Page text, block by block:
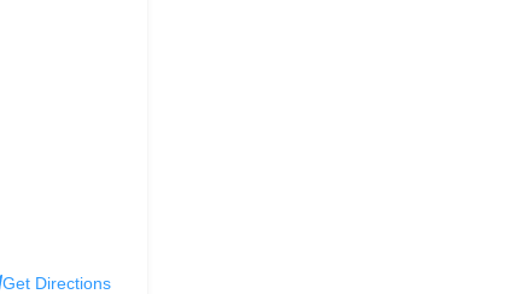
Get Directions